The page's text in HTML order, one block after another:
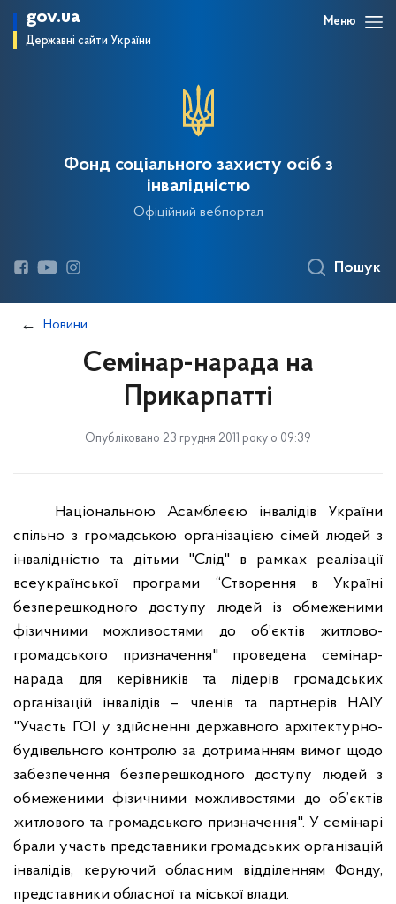
gov.ua
Державні сайти України
Меню
Фонд соціального захисту осіб з
інвалідністю
Офіційний вебпортал
Пошук
Новини
Семінар-нарада на
Прикарпатті
Опубліковано 23 грудня 2011 року о 09:39
Національною Асамблеєю інвалідів України
спільно з громадською організацією сімей людей з
інвалідністю та дітьми "Слід" в рамках реалізації
всеукраїнської програми “Створення в Україні
безперешкодного доступу людей із обмеженими
фізичними можливостями до об’єктів житлово-
громадського призначення" проведена семінар-
нарада для керівників та лідерів громадських
організацій інвалідів – членів та партнерів НАІУ
"Участь ГОІ у здійсненні державного архітектурно-
будівельного контролю за дотриманням вимог щодо
забезпечення безперешкодного доступу людей з
обмеженими фізичними можливостями до об’єктів
житлового та громадського призначення". У семінарі
брали участь представники громадських організацій
інвалідів, керуючий обласним відділенням Фонду,
представники обласної та міської влади.